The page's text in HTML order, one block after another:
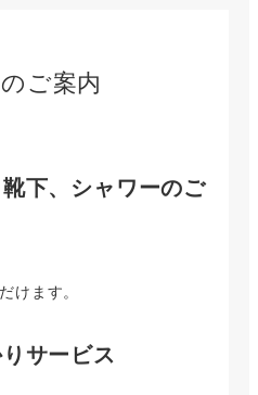
ご案内
下、シャワーのご
けます。
サービス